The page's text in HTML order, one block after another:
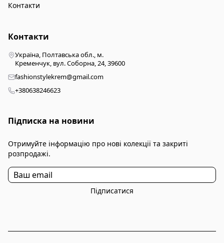
Контакти
Контакти
Україна, Полтавська обл., м.
Кременчук, вул. Соборна, 24, 39600
fashionstylekrem@gmail.com
+380638246623
Підписка на новини
Отримуйте інформацію про нові колекції та закриті
розпродажі.
Підписатися